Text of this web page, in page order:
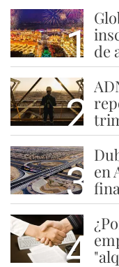
1 de
2
3 en
4